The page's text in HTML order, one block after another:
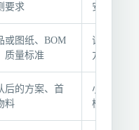
要求
安排技术
或图纸、BOM
质量标准
评估可行
方案和报
后的方案、首
料
小批量试
检测